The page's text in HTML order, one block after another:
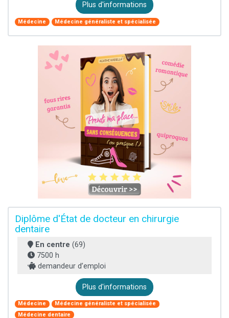
Plus d'informations
Médecine Médecine généraliste et spécialisée
Diplôme d'État de docteur en chirurgie
dentaire
En centre (69)
7500 h
demandeur d’emploi
Plus d'informations
Médecine
Médecine généraliste et spécialisée
Médecine dentaire